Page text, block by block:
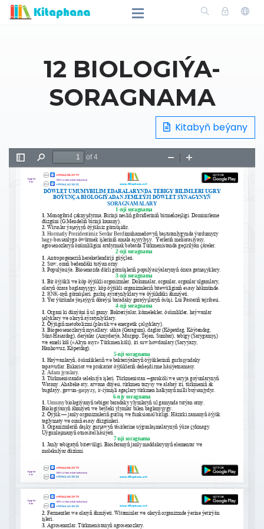
12 BIOLOGIÝA-
SORAGNAMA
Kitabyň beýany